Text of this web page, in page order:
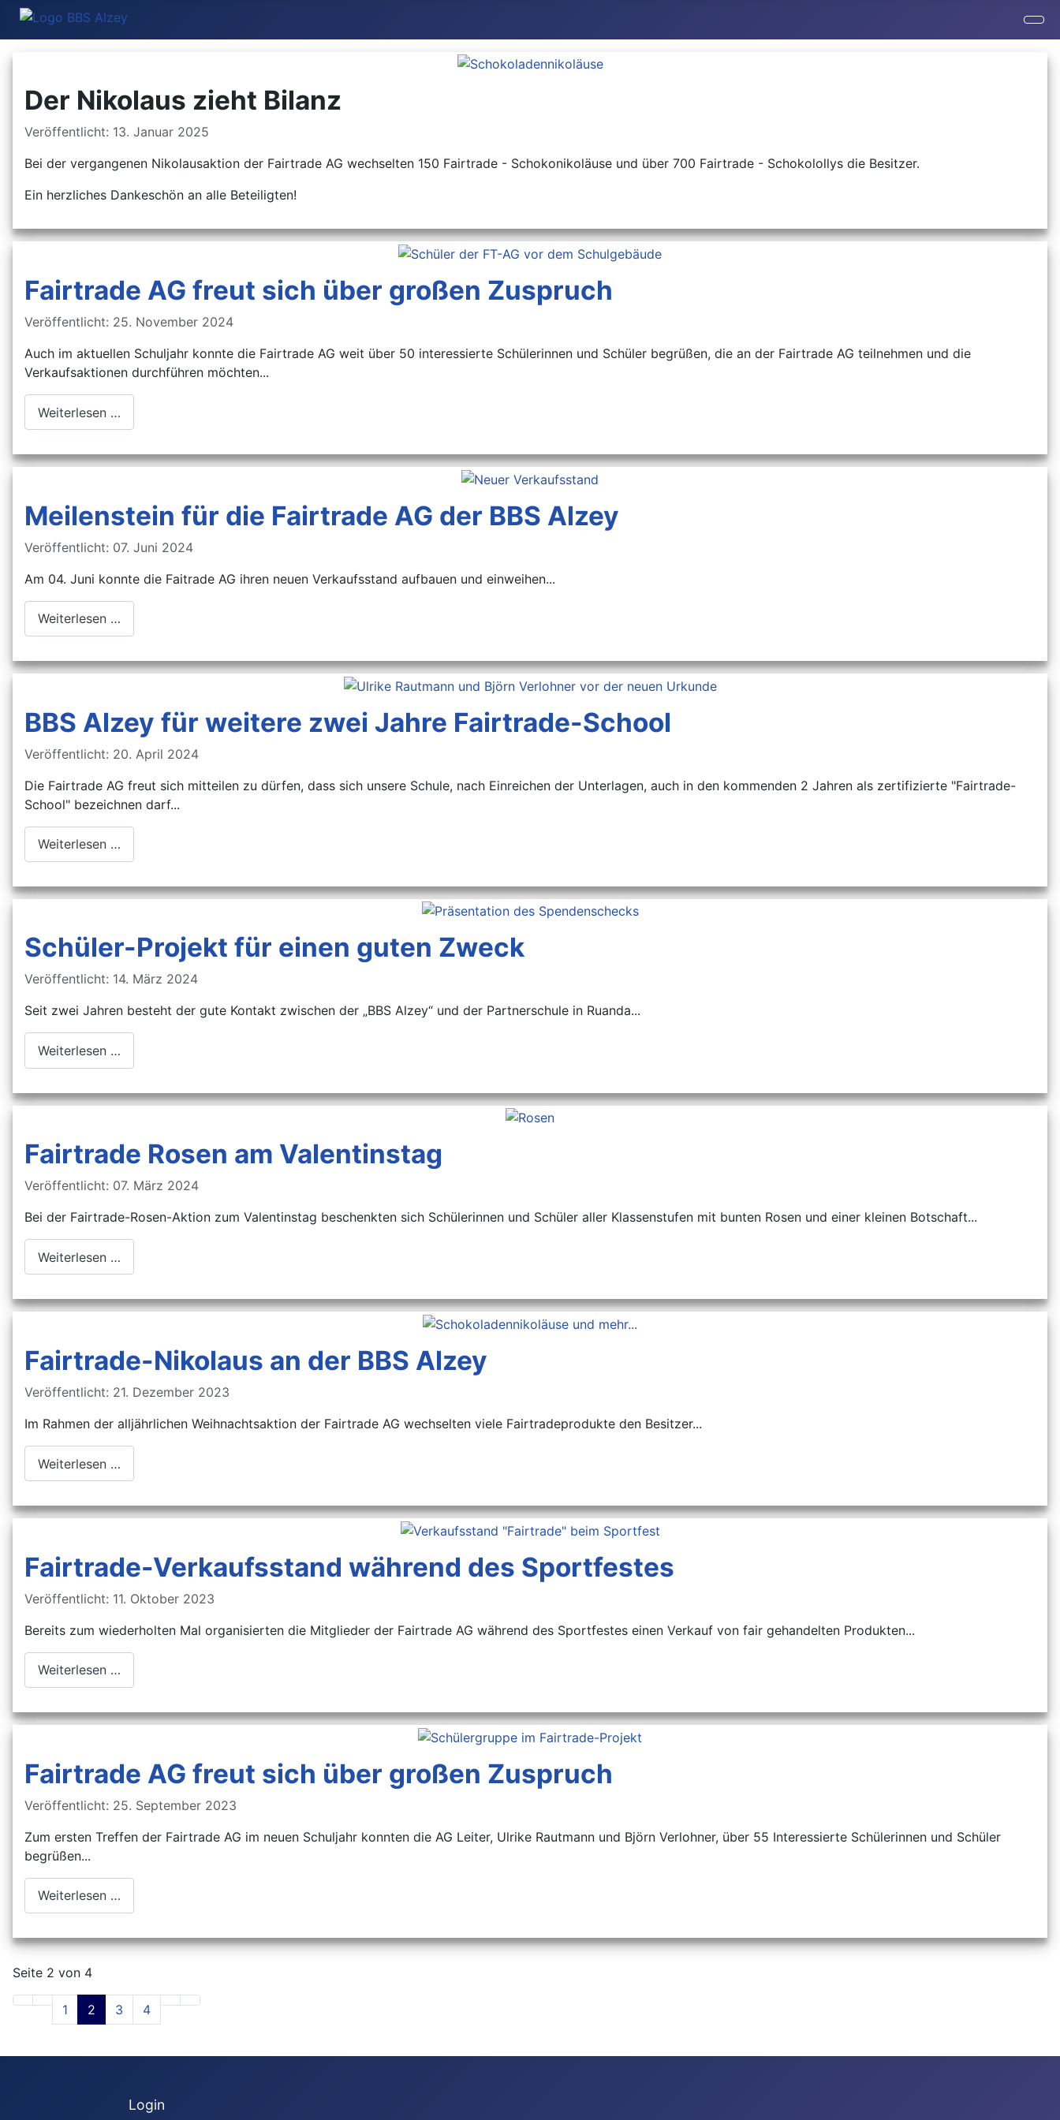
Der Nikolaus zieht Bilanz
Details
Veröffentlicht: 13. Januar 2025
Bei der vergangenen Nikolausaktion der Fairtrade AG wechselten 150 Fairtrade - Schokonikoläuse und über 700 Fairtrade - Schokolollys die Besitzer.
Ein herzliches Dankeschön an alle Beteiligten!
Fairtrade AG freut sich über großen Zuspruch
Details
Veröffentlicht: 25. November 2024
Auch im aktuellen Schuljahr konnte die Fairtrade AG weit über 50 interessierte Schülerinnen und Schüler begrüßen, die an der Fairtrade AG teilnehmen und die
Verkaufsaktionen durchführen möchten...
Weiterlesen …
Meilenstein für die Fairtrade AG der BBS Alzey
Details
Veröffentlicht: 07. Juni 2024
Am 04. Juni konnte die Faitrade AG ihren neuen Verkaufsstand aufbauen und einweihen...
Weiterlesen …
BBS Alzey für weitere zwei Jahre Fairtrade-School
Details
Veröffentlicht: 20. April 2024
Die Fairtrade AG freut sich mitteilen zu dürfen, dass sich unsere Schule, nach Einreichen der Unterlagen, auch in den kommenden 2 Jahren als zertifizierte "Fairtrade-
School" bezeichnen darf...
Weiterlesen …
Schüler-Projekt für einen guten Zweck
Details
Veröffentlicht: 14. März 2024
Seit zwei Jahren besteht der gute Kontakt zwischen der „BBS Alzey“ und der Partnerschule in Ruanda...
Weiterlesen …
Fairtrade Rosen am Valentinstag
Details
Veröffentlicht: 07. März 2024
Bei der Fairtrade-Rosen-Aktion zum Valentinstag beschenkten sich Schülerinnen und Schüler aller Klassenstufen mit bunten Rosen und einer kleinen Botschaft...
Weiterlesen …
Fairtrade-Nikolaus an der BBS Alzey
Details
Veröffentlicht: 21. Dezember 2023
Im Rahmen der alljährlichen Weihnachtsaktion der Fairtrade AG wechselten viele Fairtradeprodukte den Besitzer...
Weiterlesen …
Fairtrade-Verkaufsstand während des Sportfestes
Details
Veröffentlicht: 11. Oktober 2023
Bereits zum wiederholten Mal organisierten die Mitglieder der Fairtrade AG während des Sportfestes einen Verkauf von fair gehandelten Produkten...
Weiterlesen …
Fairtrade AG freut sich über großen Zuspruch
Details
Veröffentlicht: 25. September 2023
Zum ersten Treffen der Fairtrade AG im neuen Schuljahr konnten die AG Leiter, Ulrike Rautmann und Björn Verlohner, über 55 Interessierte Schülerinnen und Schüler
begrüßen...
Weiterlesen …
Seite 2 von 4
1 2 3 4
Login